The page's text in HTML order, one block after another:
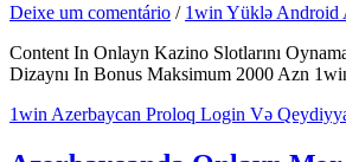
Deixe um comentário / 1win Yüklə Android
Content In Onlayn Kazino Slotlarını
Dizaynı In Bonus Maksimum 2000 Azn
1win Azerbaycan Proloq Login Və